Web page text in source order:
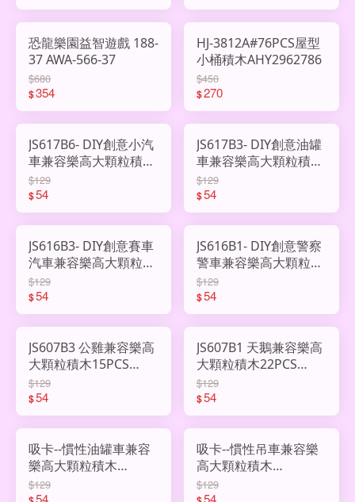
恐龍樂園益智遊戲 188-
37 AWA-566-37
$680
$354
HJ-3812A#76PCS屋型
小桶積木AHY2962786
$450
$270
JS617B6- DIY創意小汽
車兼容樂高大顆粒積木
8PCS ACN2939310
$129
$54
JS617B3- DIY創意油罐
車兼容樂高大顆粒積木
12PCS ACN2939307
$129
$54
JS616B3- DIY創意賽車
汽車兼容樂高大顆粒積
木11PCS ACN2939301
$129
$54
JS616B1- DIY創意警察
警車兼容樂高大顆粒積
$129
$54
JS607B3 公雞兼容樂高
大顆粒積木15PCS
ACN2939268
$129
$54
JS607B1 天鵝兼容樂高
大顆粒積木22PCS
ACN2939266
$129
$54
吸卡--慣性油罐車兼容
樂高大顆粒積木
ACN2865519
$129
54
吸卡--慣性吊車兼容樂
高大顆粒積木
ACN2865518
$129
54